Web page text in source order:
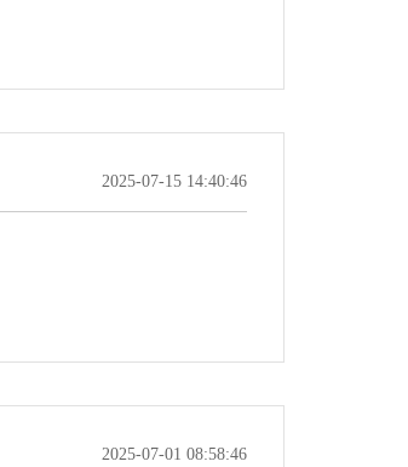
2025-07-15 14:40:46
2025-07-01 08:58:46